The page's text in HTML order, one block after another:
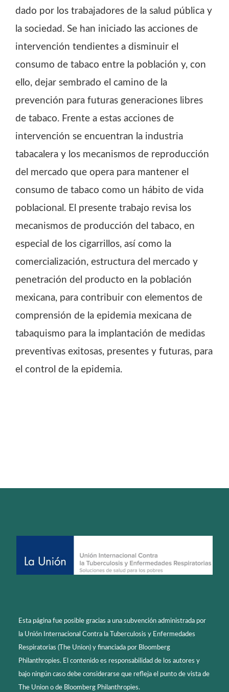
dado por los trabajadores de la salud pública y
la sociedad. Se han iniciado las acciones de
intervención tendientes a disminuir el
consumo de tabaco entre la población y, con
ello, dejar sembrado el camino de la
prevención para futuras generaciones libres
de tabaco. Frente a estas acciones de
intervención se encuentran la industria
tabacalera y los mecanismos de reproducción
del mercado que opera para mantener el
consumo de tabaco como un hábito de vida
poblacional. El presente trabajo revisa los
mecanismos de producción del tabaco, en
especial de los cigarrillos, así como la
comercialización, estructura del mercado y
penetración del producto en la población
mexicana, para contribuir con elementos de
comprensión de la epidemia mexicana de
tabaquismo para la implantación de medidas
preventivas exitosas, presentes y futuras, para
el control de la epidemia.
Esta página fue posible gracias a una subvención administrada por
la Unión Internacional Contra la Tuberculosis y Enfermedades
Respiratorias (The Union) y financiada por Bloomberg
Philanthropies. El contenido es responsabilidad de los autores y
bajo ningún caso debe considerarse que refleja el punto de vista de
The Union o de Bloomberg Philanthropies.